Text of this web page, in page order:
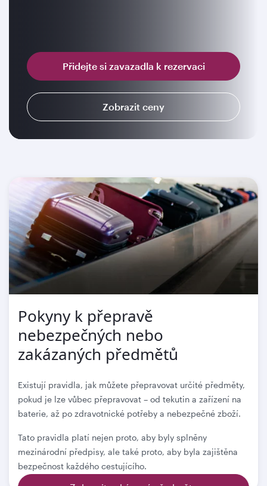
Přidejte si zavazadla k rezervaci
Zobrazit ceny
Pokyny k přepravě
nebezpečných nebo
zakázaných předmětů
Existují pravidla, jak můžete přepravovat určité předměty,
pokud je lze vůbec přepravovat – od tekutin a zařízení na
baterie, až po zdravotnické potřeby a nebezpečné zboží.
Tato pravidla platí nejen proto, aby byly splněny
mezinárodní předpisy, ale také proto, aby byla zajištěna
bezpečnost každého cestujícího.